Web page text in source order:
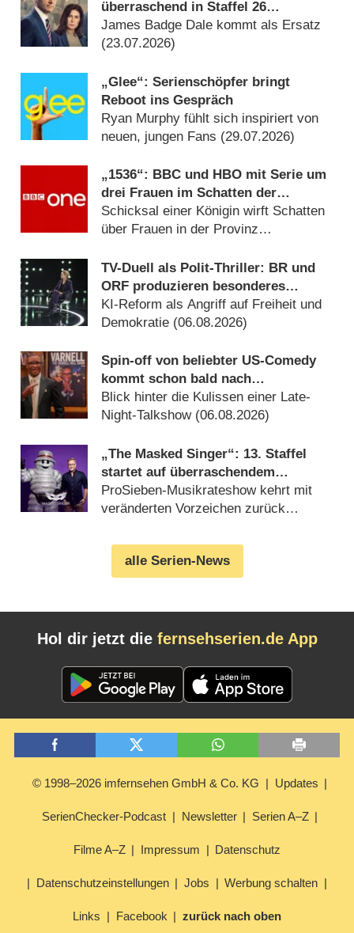
überraschend in Staffel 26
Castmitglied
James Badge Dale kommt als Ersatz
(23.07.2026)
„Glee“: Serienschöpfer bringt
Reboot ins Gespräch
Ryan Murphy fühlt sich inspiriert von
neuen, jungen Fans (29.07.2026)
„1536“: BBC und HBO mit Serie um
drei Frauen im Schatten der
Verhaftung von Anne Boleyn
Schicksal einer Königin wirft Schatten
über Frauen in der Provinz
TV-Duell als Polit-Thriller: BR und
ORF produzieren besonderes
Fernseh-Kammerspiel
KI-Reform als Angriff auf Freiheit und
Demokratie (06.08.2026)
Spin-off von beliebter US-Comedy
kommt schon bald nach
Deutschland
Blick hinter die Kulissen einer Late-
Night-Talkshow (06.08.2026)
„The Masked Singer“: 13. Staffel
startet auf überraschendem
Sendeplatz und viel früher als
zuletzt
ProSieben-Musikrateshow kehrt mit
veränderten Vorzeichen zurück
alle Serien-News
Hol dir jetzt die fernsehserien.de App
© 1998–2026 imfernsehen GmbH & Co. KG Updates
SerienChecker-Podcast Newsletter Serien A–Z
Filme A–Z Impressum Datenschutz
Datenschutzeinstellungen Jobs Werbung schalten
Links Facebook zurück nach oben